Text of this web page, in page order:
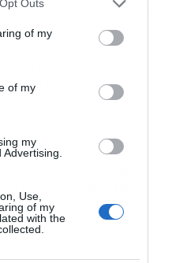
Outs
of my
of my
my
Use,
of my
with the
την επαναγορά μετοχών
Νείλου: 23 νέα
και 6 θάνατοι
EBITDA ρεκόρ στο α’
στη συγγραφή. Οι
δολάρια το Brent μετά τη